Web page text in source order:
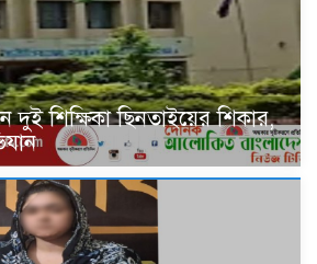
দুই শিক্ষিকা ছিনতাইয়ের শিকার,